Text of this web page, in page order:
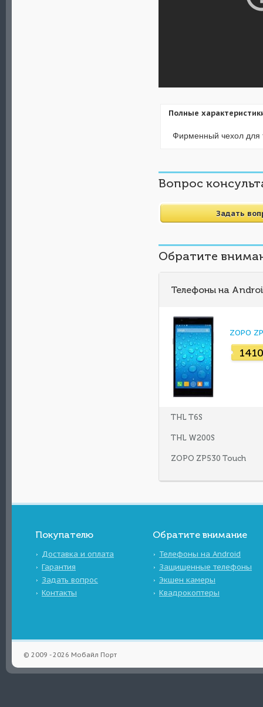
Полные
Фирменный чехол для
Вопрос
Задать
Обратите
Телефоны на
ZOPO
THL T6S
THL W200S
ZOPO ZP530 Touch
Покупателю
Доставка и оплата
Гарантия
Задать вопрос
Контакты
Обратите внимание
Телефоны на Android
Защищенные телефоны
Экшен камеры
Квадрокоптеры
© 2009 - 2026 Мобайл Порт